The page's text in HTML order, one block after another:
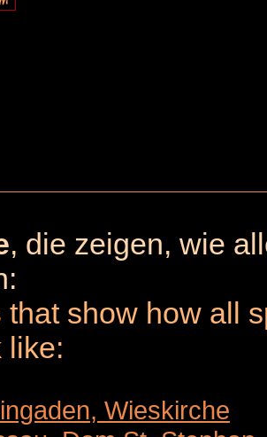
, die zeigen, wie
that show how all
like:
Wieskirche